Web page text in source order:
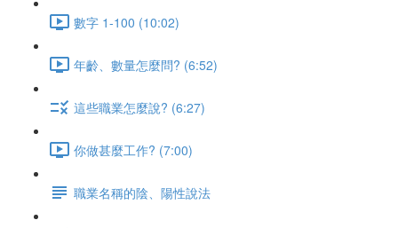
數字 1-100 (10:02)
年齡、數量怎麼問? (6:52)
這些職業怎麼說? (6:27)
你做甚麼工作? (7:00)
職業名稱的陰、陽性說法